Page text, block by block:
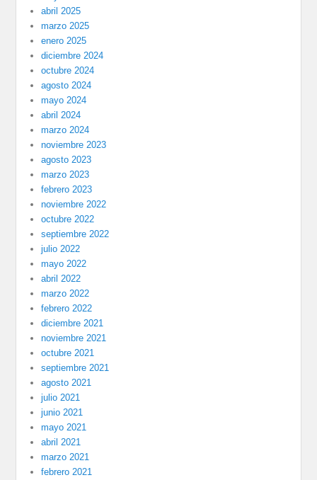
abril 2025
marzo 2025
enero 2025
diciembre 2024
octubre 2024
agosto 2024
mayo 2024
abril 2024
marzo 2024
noviembre 2023
agosto 2023
marzo 2023
febrero 2023
noviembre 2022
octubre 2022
septiembre 2022
julio 2022
mayo 2022
abril 2022
marzo 2022
febrero 2022
diciembre 2021
noviembre 2021
octubre 2021
septiembre 2021
agosto 2021
julio 2021
junio 2021
mayo 2021
abril 2021
marzo 2021
febrero 2021